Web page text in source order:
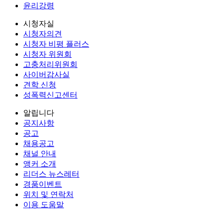
윤리강령
시청자실
시청자의견
시청자 비평 플러스
시청자 위원회
고충처리위원회
사이버감사실
견학 신청
성폭력신고센터
알립니다
공지사항
공고
채용공고
채널 안내
앵커 소개
리더스 뉴스레터
경품이벤트
위치 및 연락처
이용 도움말